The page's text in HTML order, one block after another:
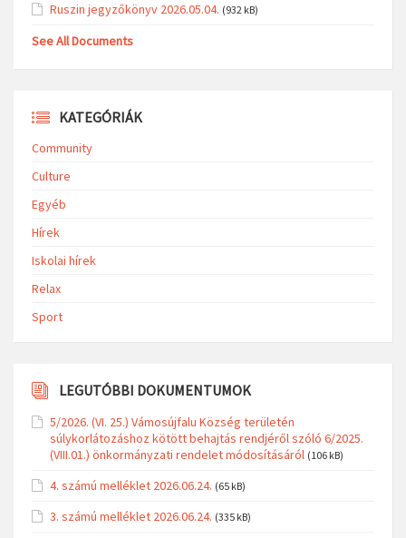
Ruszin jegyzőkönyv 2026.05.04. (932 kB)
See All Documents
KATEGÓRIÁK
Community
Culture
Egyéb
Hírek
Iskolai hírek
Relax
Sport
LEGUTÓBBI DOKUMENTUMOK
5/2026. (VI. 25.) Vámosújfalu Község területén
súlykorlátozáshoz kötött behajtás rendjéről szóló 6/2025.
(VIII.01.) önkormányzati rendelet módosításáról (106 kB)
4. számú melléklet 2026.06.24. (65 kB)
3. számú melléklet 2026.06.24. (335 kB)